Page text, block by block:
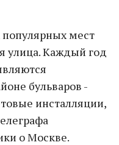
мест
улица. Каждый год
бульваров -
инсталляции,
о Москве.